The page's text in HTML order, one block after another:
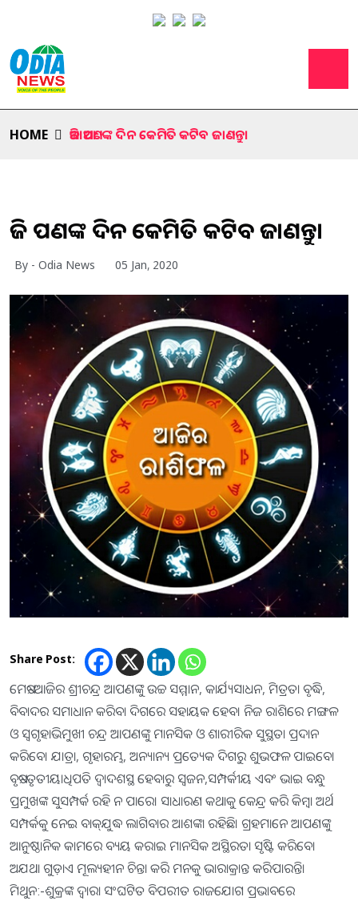
HOME ଆଜି ଆପଣଙ୍କ ଦିନ କେମିତି କଟିବ ଜାଣନ୍ତୁ।
ଆଜି ଆପଣଙ୍କ ଦିନ କେମିତି କଟିବ ଜାଣନ୍ତୁ।
By - Odia News 05 Jan, 2020
Share Post:
ମେଷ:-ଆଜିର ଶ୍ରୀଚନ୍ଦ୍ର ଆପଣଙ୍କୁ ଉଚ୍ଚ ସମ୍ମାନ, କାର୍ଯ୍ୟସାଧନ, ମିତ୍ରତା ବୃଦ୍ଧି,
ବିବାଦର ସମାଧାନ କରିବା ଦିଗରେ ସହାୟକ ହେବ। ନିଜ ରାଶିରେ ମଙ୍ଗଳ
ଓ ସ୍ବଗୃହାଭିମୁଖୀ ଚନ୍ଦ୍ର ଆପଣଙ୍କୁ ମାନସିକ ଓ ଶାରୀରିକ ସୁସ୍ଥତା ପ୍ରଦାନ
କରିବେ। ଯାତ୍ରା, ଗୃହାରମ୍ଭ, ଅନ୍ୟାନ୍ୟ ପ୍ରତ୍ୟେକ ଦିଗରୁ ଶୁଭଫଳ ପାଇବେ।
ବୃଷ:-ତୃତୀୟାଧିପତି ଦ୍ୱାଦଶସ୍ଥ ହେବାରୁ ସ୍ବଜନ,ସମ୍ପର୍କୀୟ ଏବଂ ଭାଇ ବନ୍ଧୁ
ପ୍ରମୁଖଙ୍କ ସୁସମ୍ପର୍କ ରହି ନ ପାରେ। ସାଧାରଣ କଥାକୁ କେନ୍ଦ୍ର କରି କିମ୍ବା ଅର୍ଥ
ସମ୍ପର୍କକୁ ନେଇ ବାକ୍‌ଯୁଦ୍ଧ ଲାଗିବାର ଆଶଙ୍କା ରହିଛି। ଗ୍ରହମାନେ ଆପଣଙ୍କୁ
ଆନୁଷ୍ଠାନିକ କାମରେ ବ୍ୟୟ କରାଇ ମାନସିକ ଅସ୍ଥିରତା ସୃଷ୍ଟି କରିବେ।
ଅଯଥା ଗୁଡ଼ାଏ ମୂଲ୍ୟହୀନ ଚିନ୍ତା କରି ମନକୁ ଭାରାକ୍ରାନ୍ତ କରିପାରନ୍ତି।
ମିଥୁନ:-ଶୁକ୍ରଙ୍କ ଦ୍ୱାରା ସଂଘଟିତ ବିପରୀତ ରାଜଯୋଗ ପ୍ରଭାବରେ